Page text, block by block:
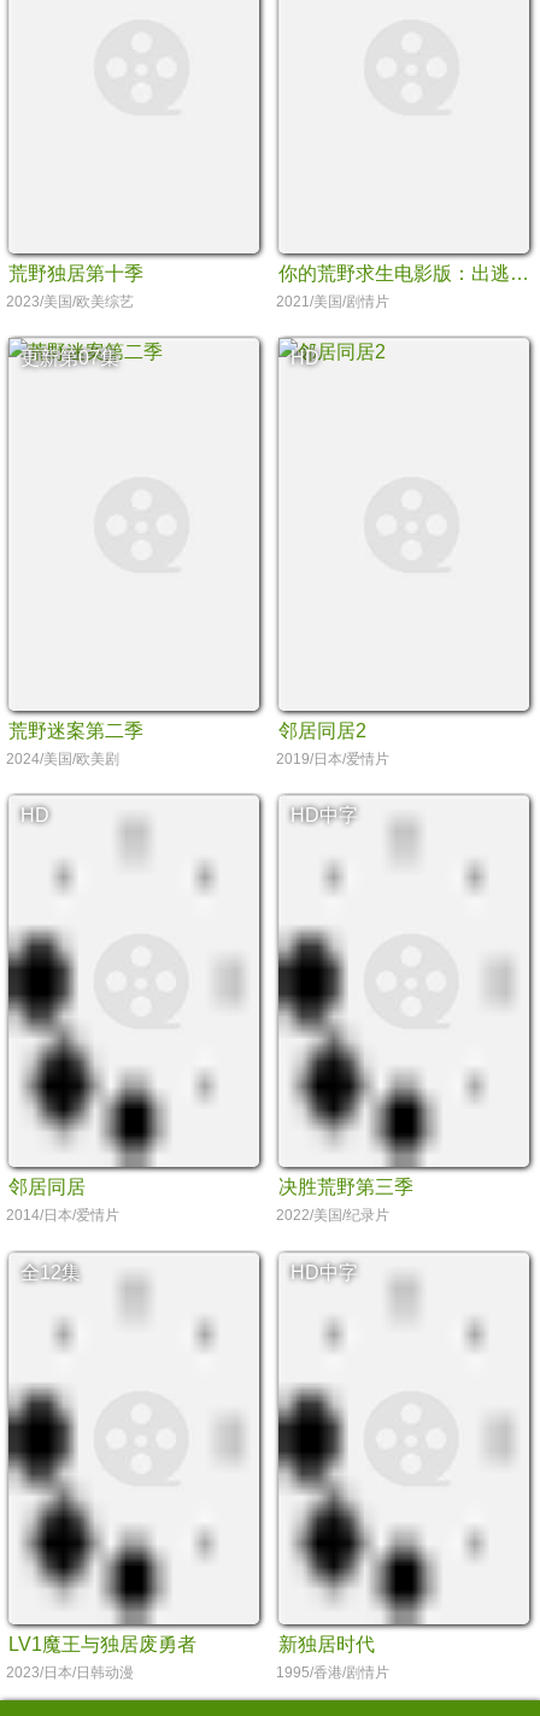
荒野独居第十季
2023/美国/欧美综艺
你的荒野求生电影版：出逃的野兽
2021/美国/剧情片
更新第07集
荒野迷案第二季
2024/美国/欧美剧
HD
邻居同居2
2019/日本/爱情片
HD
邻居同居
2014/日本/爱情片
HD中字
决胜荒野第三季
2022/美国/纪录片
全12集
LV1魔王与独居废勇者
2023/日本/日韩动漫
HD中字
新独居时代
1995/香港/剧情片